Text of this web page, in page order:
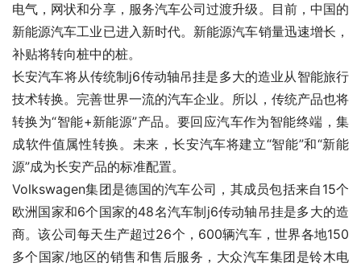
电气，网状和分享，服务汽车公司过渡升级。目前，中国的
新能源汽车工业已进入新时代。新能源汽车销量迅速增长，
补贴将转向桩中的桩。
长安汽车将从传统制j6传动轴吊挂是多大的造业从智能旅行
技术转换。完善世界一流的汽车企业。所以，传统产品也将
转换为“智能+新能源”产品。要回应汽车作为智能终端，集
成软件值属性转换。未来，长安汽车将建立“智能”和“新能
源”成为长安产品的标准配置。
Volkswagen集团是德国的汽车公司，其成员包括来自15个
欧洲国家和6个国家的48名汽车制j6传动轴吊挂是多大的造
商。该公司每天生产超过26个，600辆汽车，世界各地150
多个国家/地区的销售和售后服务，大众汽车集团是铃木电